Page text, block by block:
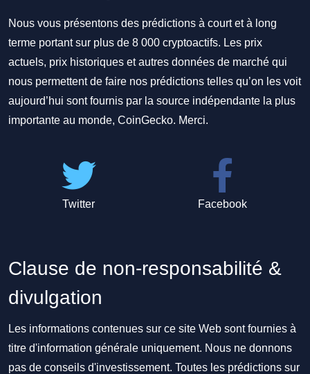
Nous vous présentons des prédictions à court et à long
terme portant sur plus de 8 000 cryptoactifs. Les prix
actuels, prix historiques et autres données de marché qui
nous permettent de faire nos prédictions telles qu’on les voit
aujourd’hui sont fournis par la source indépendante la plus
importante au monde, CoinGecko. Merci.
Twitter Facebook
Clause de non-responsabilité &
divulgation
Les informations contenues sur ce site Web sont fournies à
titre d'information générale uniquement. Nous ne donnons
pas de conseils d'investissement. Toutes les prédictions sur